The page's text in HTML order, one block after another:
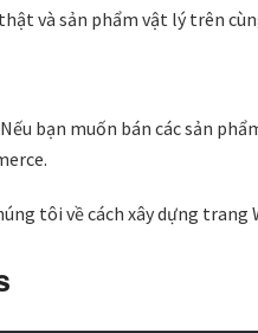
và sản phẩm vật lý trên
bạn muốn bán các sản
tôi về cách xây dựng trang